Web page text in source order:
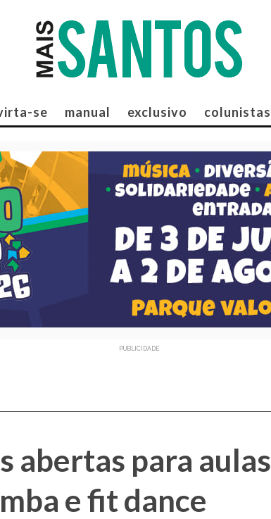
se manual exclusivo colunistas
PUBLICIDADE
abertas para aulas
e fit dance